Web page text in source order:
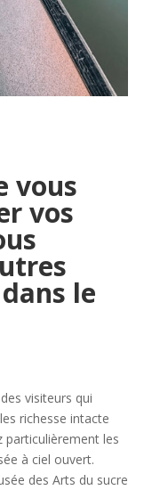
vous
vos
le
visiteurs qui
richesse intacte
particulièrement les
à ciel ouvert.
des Arts du sucre